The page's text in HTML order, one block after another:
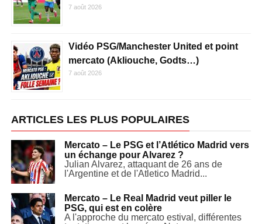
7 août 2026
Vidéo PSG/Manchester United et point
mercato (Akliouche, Godts…)
7 août 2026
ARTICLES LES PLUS POPULAIRES
Mercato – Le PSG et l’Atlético Madrid vers
un échange pour Alvarez ?
Julian Alvarez, attaquant de 26 ans de
l'Argentine et de l'Atletico Madrid...
Mercato – Le Real Madrid veut piller le
PSG, qui est en colère
A l'approche du mercato estival, différentes